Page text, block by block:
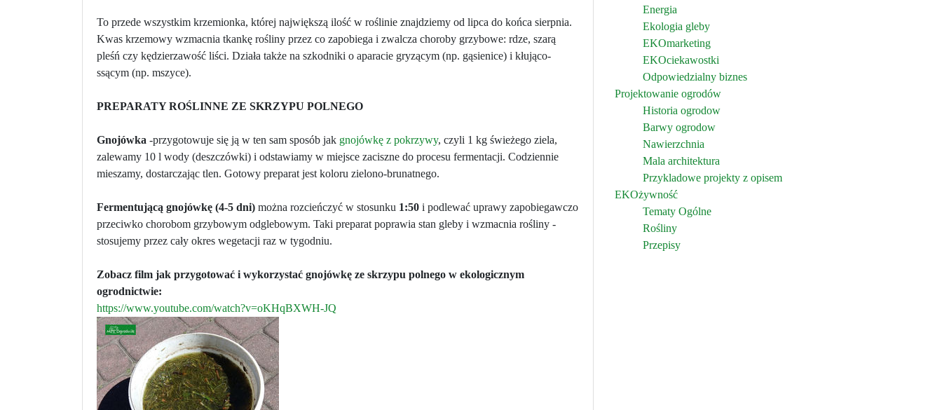
To przede wszystkim krzemionka, której największą ilość w roślinie znajdziemy od lipca do końca sierpnia.
Kwas krzemowy wzmacnia tkankę rośliny przez co zapobiega i zwalcza choroby grzybowe: rdze, szarą
pleśń czy kędzierzawość liści. Działa także na szkodniki o aparacie gryzącym (np. gąsienice) i kłująco-
ssącym (np. mszyce).
PREPARATY ROŚLINNE ZE SKRZYPU POLNEGO
Gnojówka -przygotowuje się ją w ten sam sposób jak gnojówkę z pokrzywy, czyli 1 kg świeżego ziela,
zalewamy 10 l wody (deszczówki) i odstawiamy w miejsce zaciszne do procesu fermentacji. Codziennie
mieszamy, dostarczając tlen. Gotowy preparat jest koloru zielono-brunatnego.
Fermentującą gnojówkę (4-5 dni) można rozcieńczyć w stosunku 1:50 i podlewać uprawy zapobiegawczo
przeciwko chorobom grzybowym odglebowym. Taki preparat poprawia stan gleby i wzmacnia rośliny -
stosujemy przez cały okres wegetacji raz w tygodniu.
Zobacz film jak przygotować i wykorzystać gnojówkę ze skrzypu polnego w ekologicznym
ogrodnictwie:
https://www.youtube.com/watch?v=oKHqBXWH-JQ
Energia
Ekologia gleby
EKOmarketing
EKOciekawostki
Odpowiedzialny biznes
Projektowanie ogrodów
Historia ogrodow
Barwy ogrodow
Nawierzchnia
Mala architektura
Przykladowe projekty z opisem
EKOżywność
Tematy Ogólne
Rośliny
Przepisy